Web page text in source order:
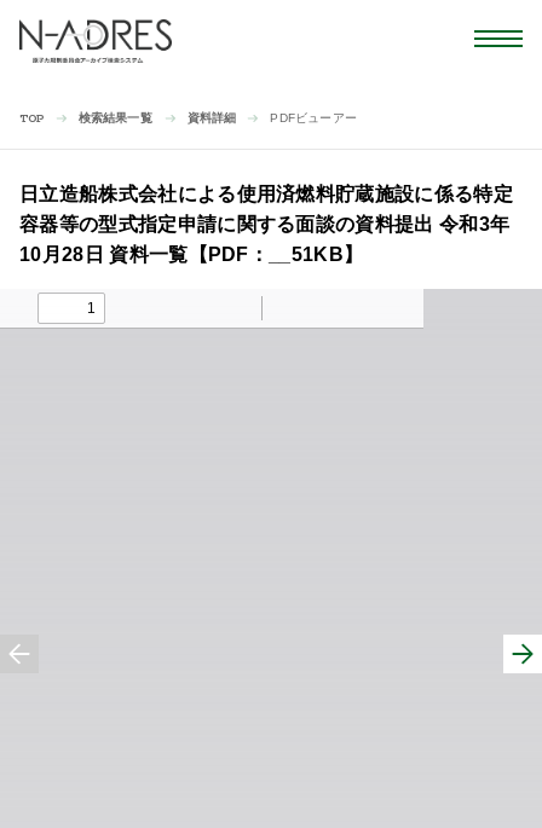
TOP 検索結果一覧 資料詳細 PDFビューアー
日立造船株式会社による使用済燃料貯蔵施設に係る特定
容器等の型式指定申請に関する面談の資料提出 令和3年
10月28日 資料一覧【PDF：__51KB】